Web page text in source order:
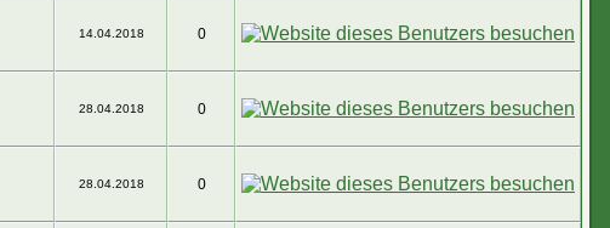
14.04.2018 0
28.04.2018 0
28.04.2018 0